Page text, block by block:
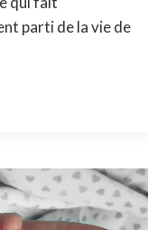
parti de la vie de